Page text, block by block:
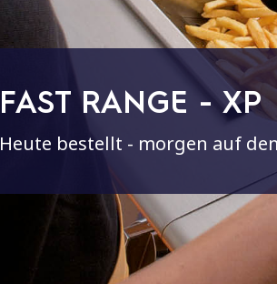
FAST RANGE - XP
Heute bestellt - morgen auf